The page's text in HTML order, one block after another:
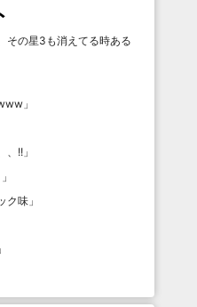
その星3も消えてる時ある
」
、!! 」
」
ク味 」
」